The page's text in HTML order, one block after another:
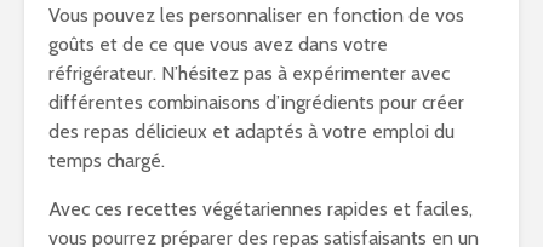
Vous pouvez les personnaliser en fonction de vos
goûts et de ce que vous avez dans votre
réfrigérateur. N’hésitez pas à expérimenter avec
différentes combinaisons d’ingrédients pour créer
des repas délicieux et adaptés à votre emploi du
temps chargé.
Avec ces recettes végétariennes rapides et faciles,
vous pourrez préparer des repas satisfaisants en un